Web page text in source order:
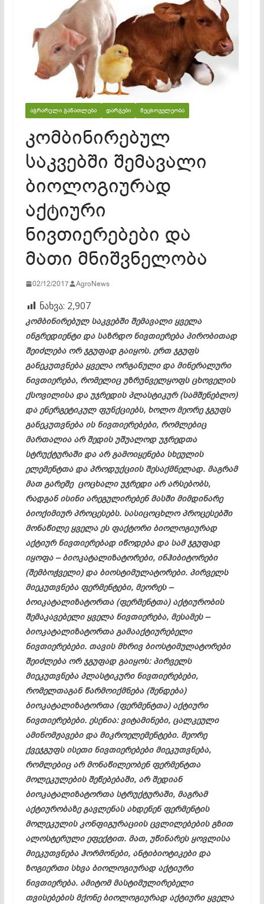
ᲐᲒᲠᲐᲠᲣᲚᲘ ᲒᲐᲜᲐᲗᲚᲔᲑᲐ ᲓᲐᲠᲒᲔᲑᲘ ᲛᲔᲪᲮᲝᲕᲔᲚᲔᲝᲑᲐ
კომბინირებულ
საკვებში შემავალი
ბიოლოგიურად
აქტიური
ნივთიერებები და
მათი მნიშვნელობა
02/12/2017 AgroNews
ნახვა: 2,907
კომბინირებულ საკვებში შემავალი ყველა
ინგრედიენტი და საზრდო ნივთიერება პირობითად
შეიძლება ორ ჯგუფად გაიყოს. ერთ ჯგუფს
განეკუთვნება ყველა ორგანული და მინერალური
ნივთიერება, რომელიც უზრუნველყოფს ცხოველის
ქსოვილისა და უჯრედის პლასტიკურ (სამშენებლო)
და ენერგეტიკულ ფუნქციებს, ხოლო მეორე ჯგუფს
განეკუთვნება ის ნივთიერებები, რომლებიც
მართალია არ შედის უშუალოდ უჯრედთა
სტრუქტურაში და არ გამოიყენება სხეულის
ელემენტთა და პროდუქციის შესაქმნელად. მაგრამ
მათ გარეშე ცოცხალი უჯრედი არ არსებობს,
რადგან ისინი არეგულირებენ მასში მიმდინარე
ბიოქიმიურ პროცესებს. სასიცოცხლო პროცესებში
მონაწილე ყველა ეს ფაქტორი ბიოლოგიურად
აქტიურ ნივთიერებად იწოდება და სამ ჯგუფად
იყოფა – ბიოკატალიზატორები, ინჰიბიტორები
(შემბოჭველი) და ბიოსტიმულატორები. პირველს
მიეკუთვნება ფერმენტები, მეორეს –
ბოიკატალიზატორთა (ფერმენტთა) აქტიურობის
შემაკავებელი ყველა ნივთიერება, მესამეს –
ბიოკატალიზატორთა გამააქტიურებელი
ნივთიერებები. თავის მხრივ ბიოსტიმულატორები
შეიძლება ორ ჯგუფად გაიყოს: პირველს
მიეკუთვნება პლასტიკური ნივთიერებები,
რომელთაგან წარმოიქმნება (შენდება)
ბიოკატალიზატორთა (ფერმენტთა) აქტიური
ნივთიერებები. ესენია: ვიტამინები, ცალკეული
ამინომჟავები და მიკროელემენტები. მეორე
ქვეჯგუფს ისეთი ნივთიერებები მიეკუთვნება,
რომლებიც არ მონაწილეობენ ფერმენტთა
მოლეკულების შეწებებაში, არ შედიან
ბიოკატალიზატორთა სტრუქტურაში, მაგრამ
აქტიურობაზე გავლენას ახდენენ ფერმენტის
მოლეკულის კონფიგურაციის ცვლილებების გზით
ალოსტერული ეფექტით. მათ, უწინარეს ყოვლისა
მიეკუთვნება ჰორმონები, ანტიბიოტიკები და
ზოგიერთი სხვა ბიოლოგიურად აქტიური
ნივთიერება. ამიტომ მასტიმულირებელი
თვისებების მქონე ბიოლოგიურად აქტიური ყველა